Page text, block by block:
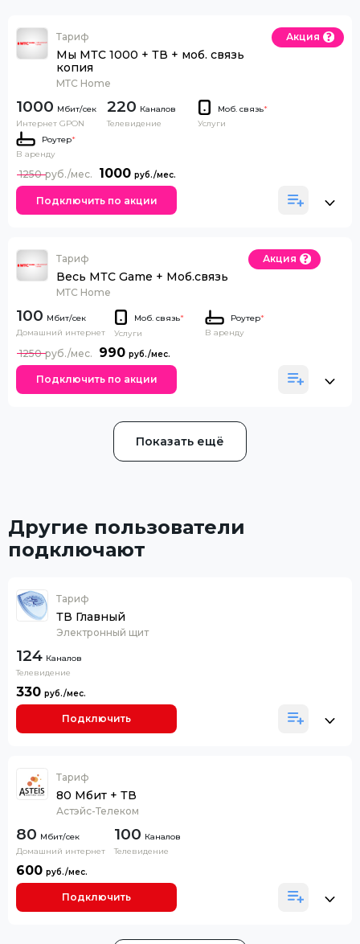
Тариф
Мы МТС 1000 + ТВ + моб. связь
копия
МТС Home
Акция
1000
Интернет GPON
220 Каналов
Телевидение
Моб. связь*
Услуги
Роутер*
В аренду
1000
1250
Подключить по акции
Тариф
Весь МТС Game + Моб.связь
МТС Home
Акция
100
Домашний интернет
Моб. связь*
Услуги
Роутер*
В аренду
990
1250
Подключить по акции
Показать ещё
Другие пользователи
подключают
Тариф
ТВ Главный
Электронный щит
124 Каналов
Телевидение
330
Подключить
Тариф
80 Мбит + ТВ
Астэйс-Телеком
80
Домашний интернет
100 Каналов
Телевидение
600
Подключить